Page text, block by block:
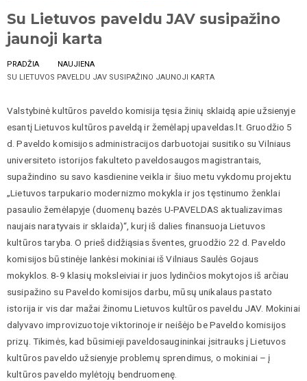
Su Lietuvos paveldu JAV susipažino
jaunoji karta
PRADŽIA
NAUJIENA
SU LIETUVOS PAVELDU JAV SUSIPAŽINO JAUNOJI KARTA
Valstybinė kultūros paveldo komisija tęsia žinių sklaidą apie užsienyje
esantį Lietuvos kultūros paveldą ir žemėlapį upaveldas.lt. Gruodžio 5
d. Paveldo komisijos administracijos darbuotojai susitiko su Vilniaus
universiteto istorijos fakulteto paveldosaugos magistrantais,
supažindino su savo kasdienine veikla ir šiuo metu vykdomu projektu
„Lietuvos tarpukario modernizmo mokykla ir jos tęstinumo ženklai
pasaulio žemėlapyje (duomenų bazės U-PAVELDAS aktualizavimas
naujais naratyvais ir sklaida)“, kurį iš dalies finansuoja Lietuvos
kultūros taryba. O prieš didžiąsias šventes, gruodžio 22 d. Paveldo
komisijos būstinėje lankėsi mokiniai iš Vilniaus Saulės Gojaus
mokyklos. 8-9 klasių moksleiviai ir juos lydinčios mokytojos iš arčiau
susipažino su Paveldo komisijos darbu, mūsų unikalaus pastato
istorija ir vis dar mažai žinomu Lietuvos kultūros paveldu JAV. Mokiniai
dalyvavo improvizuotoje viktorinoje ir neišėjo be Paveldo komisijos
prizų. Tikimės, kad būsimieji paveldosaugininkai įsitrauks į Lietuvos
kultūros paveldo užsienyje problemų sprendimus, o mokiniai – į
kultūros paveldo mylėtojų bendruomenę.